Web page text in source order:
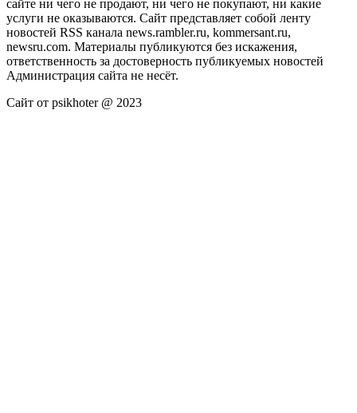
сайте ни чего не продают, ни чего не покупают, ни какие
услуги не оказываются. Сайт представляет собой ленту
новостей RSS канала news.rambler.ru, kommersant.ru,
newsru.com. Материалы публикуются без искажения,
ответственность за достоверность публикуемых новостей
Администрация сайта не несёт.
Сайт от psikhoter @ 2023